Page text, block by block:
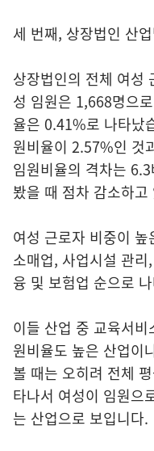
세 번째, 상장법인 산
상장법인의 전체 여성
성 임원은 1,668명으
율은 0.41%로 나타났
원비율이 2.57%인 것
임원비율의 격차는
봤을 때 점차 감소하
여성 근로자 비중이
소매업, 사업시설 관
융 및 보험업 순으로
이들 산업 중 교육서
원비율도 높은 산업이
볼 때는 오히려 전체
타나서 여성이 임원으
는 산업으로 보입니다.